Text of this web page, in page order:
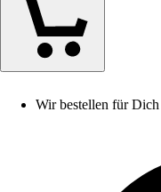
Wir bestellen für